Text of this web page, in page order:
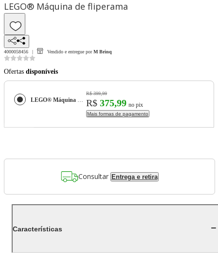
LEGO® Máquina de fliperama
4000058456 Vendido e entregue por M Brinq
Ofertas disponíveis
LEGO® Máquina de fliperama
R$ 399,99
R$ 375,99 no pix
Mais formas de pagamento
Consultar Entrega e retira
Características